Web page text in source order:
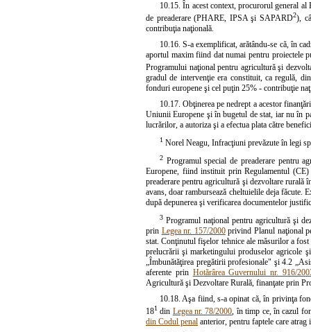
10.15. În acest context, procurorul general al
de preaderare (PHARE, IPSA şi SAPARD2),
contribuţia naţională.
10.16. S-a exemplificat, arătându-se că, în
aportul maxim fiind dat numai pentru proiectele
Programului naţional pentru agricultură şi
gradul de intervenţie era constituit, ca regulă,
fonduri europene şi cel puţin 25% - contribuţie
10.17. Obţinerea pe nedrept a acestor
Uniunii Europene şi în bugetul de stat, iar nu în
lucrărilor, a autoriza şi a efectua plata către
1 Norel Neagu, Infracţiuni prevăzute în legi
2 Programul special de preaderare pentru
Europene, fiind instituit prin Regulamentul
preaderare pentru agricultură şi dezvoltare
avans, doar rambursează cheltuielile deja
după depunerea şi verificarea documentelor
3 Programul naţional pentru agricultură şi
prin Legea nr. 157/2000privind Planul naţional
stat. Conţinutul fişelor tehnice ale măsurilor a
prelucrării şi marketingului produselor agricole
„Îmbunătăţirea pregătirii profesionale" şi 4.2
aferente prin Hotărârea Guvernului nr. 916/
Agricultură şi Dezvoltare Rurală, finanţate prin
10.18. Aşa fiind, s-a opinat că, în privinţa
181 din Legea nr. 78/2000, în timp ce, în cazul
din Codul penal anterior, pentru faptele care atrag